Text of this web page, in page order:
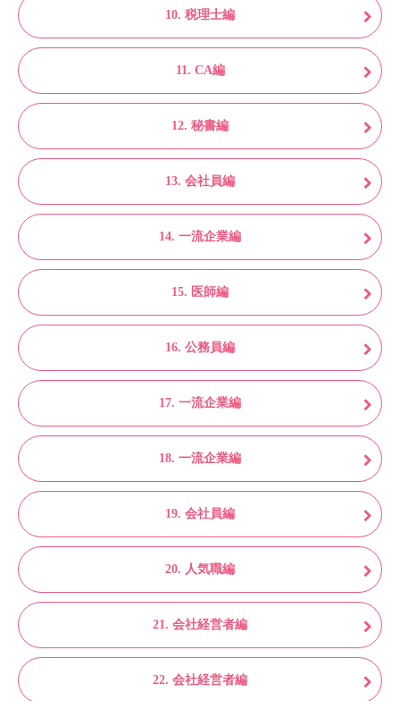
10. 税理士編
11. CA編
12. 秘書編
13. 会社員編
14. 一流企業編
15. 医師編
16. 公務員編
17. 一流企業編
18. 一流企業編
19. 会社員編
20. 人気職編
21. 会社経営者編
22. 会社経営者編